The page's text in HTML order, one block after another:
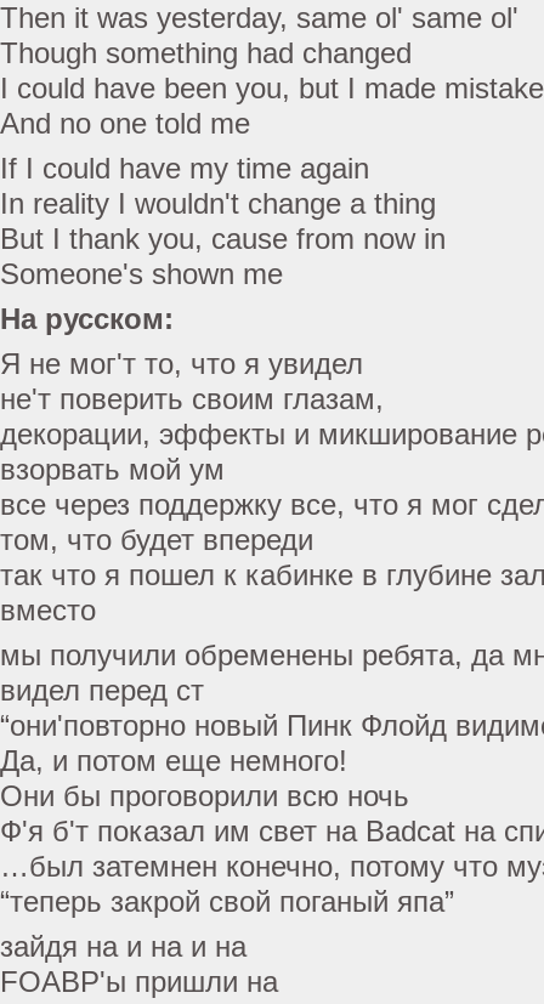
Then it was yesterday, same ol' same ol'
Though something had changed
I could have been you, but I made
And no one told me
If I could have my time again
In reality I wouldn't change a thing
But I thank you, cause from now in
Someone's shown me
На русском:
Я не мог'т то, что я увидел
не'т поверить своим глазам,
декорации, эффекты и микширование
взорвать мой ум
все через поддержку все, что я мог
том, что будет впереди
так что я пошел к кабинке в глубине
вместо
мы получили обременены ребята, да
видел перед ст
“они'повторно новый Пинк Флойд
Да, и потом еще немного!
Они бы проговорили всю ночь
Ф'я б'т показал им свет на Badcat на
…был затемнен конечно, потому что
“теперь закрой свой поганый япа”
зайдя на и на и на
FOABP'ы пришли на